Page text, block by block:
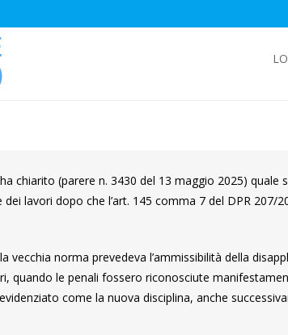
chiarito (parere n. 3430 del 13 maggio 2025) quale
lavori dopo che l’art. 145 comma 7 del DPR 207/
norma prevedeva l’ammissibilità della
quando le penali fossero riconosciute
come la nuova disciplina, anche